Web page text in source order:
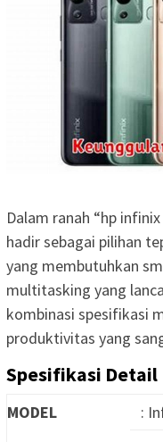
Dalam ranah “hp
hadir sebagai pilihan
yang membutuhkan
multitasking yang
kombinasi spesifikasi
produktivitas yang
Spesifikasi Detail
MODEL
: